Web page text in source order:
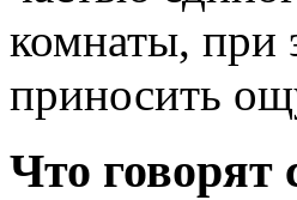
комнаты, при
приносить
Что говорят